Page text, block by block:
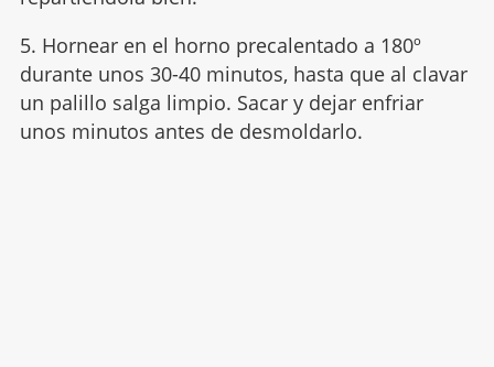
5. Hornear en el horno precalentado a 180º
durante unos 30-40 minutos, hasta que al clavar
un palillo salga limpio. Sacar y dejar enfriar
unos minutos antes de desmoldarlo.